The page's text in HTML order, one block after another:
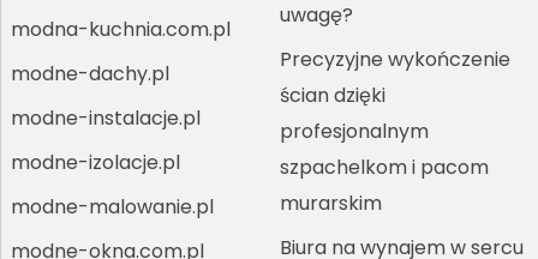
modna-kuchnia.com.pl
modne-dachy.pl
modne-instalacje.pl
modne-izolacje.pl
modne-malowanie.pl
modne-okna.com.pl
uwagę?
Precyzyjne wykończenie
ścian dzięki
profesjonalnym
szpachelkom i pacom
murarskim
Biura na wynajem w sercu